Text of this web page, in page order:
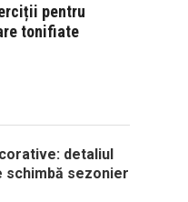
pentru
tonifiate
detaliul
schimbă sezonier